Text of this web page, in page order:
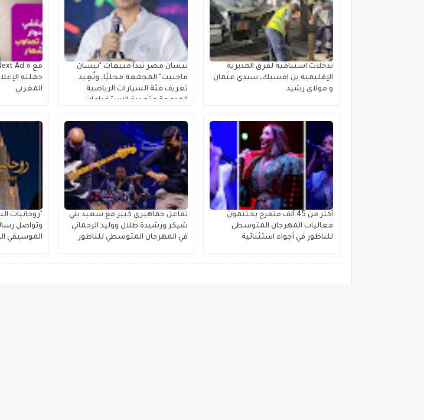
تدخلات استباقية لفرق المديرية
الإقليمية بن امسيك، سيدي عثمان
و مولاي رشيد
نيسان مصر تبدأ مبيعات "نيسان
ماجنيت" المجمعة محليًا، وتُعِيد
تعريف فئة السيارات الرياضية
المدمجة متعددة الاستخدامات
حملته
المغربي
أكثر من 45 ألف متفرج يختتمون
فعاليات المهرجان المتوسطي
للناظور في أجواء استثنائية
تفاعل جماهيري كبير مع سعيد بني
شيكر ورشيدة طلال ووليد الرحماني
في المهرجان المتوسطي للناظور
"روحانيات
وتواصل
الموسيقي